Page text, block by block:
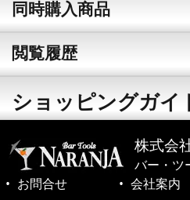
同時購入商品
閲覧履歴
ショッピングガイ
株式会
バー・ツ
お問合せ
会社案内